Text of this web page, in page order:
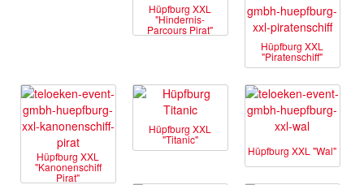
Hüpfburg XXL
"Hindernis-
Parcours Pirat"
Hüpfburg XXL
"Piratenschiff"
Hüpfburg XXL
"Kanonenschiff
Pirat"
Hüpfburg XXL
"Titanic"
Hüpfburg XXL "Wal"